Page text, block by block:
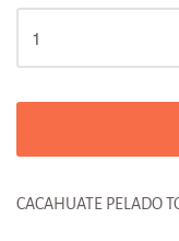
CACAHUATE PELADO